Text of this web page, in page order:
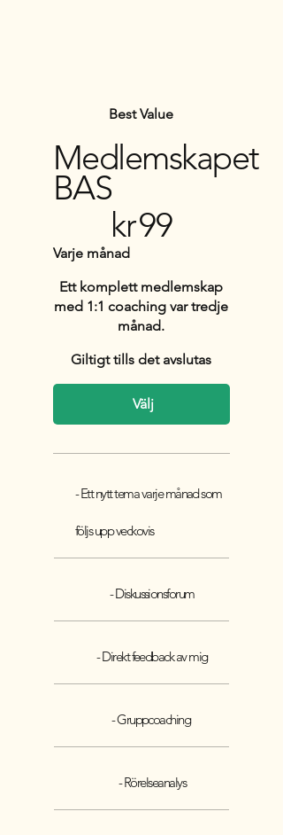
Best Value
Medlemskapet
BAS
kr99
Varje månad
Ett komplett medlemskap
med 1:1 coaching var tredje
månad.
Giltigt tills det avslutas
Välj
- Ett nytt tema varje månad som
följs upp veckovis
- Diskussionsforum
- Direkt feedback av mig
- Gruppcoaching
- Rörelseanalys